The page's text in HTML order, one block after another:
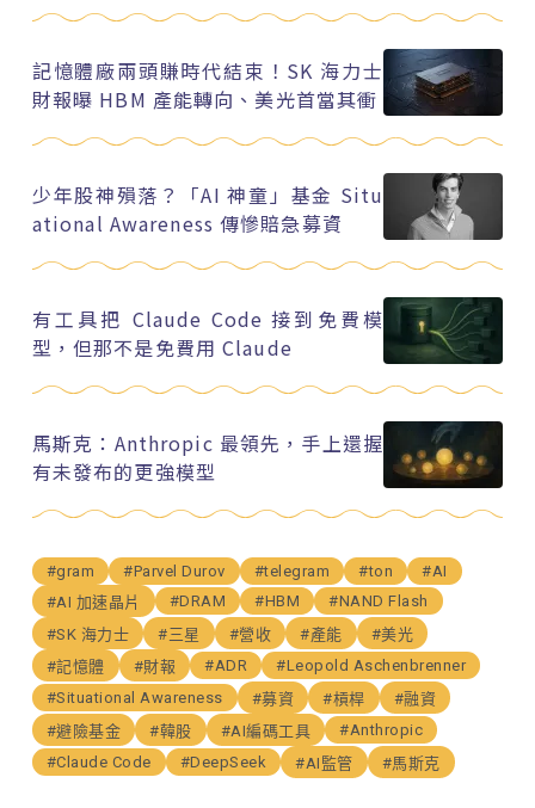
記憶體廠兩頭賺時代結束！SK 海力士
財報曝 HBM 產能轉向、美光首當其衝
少年股神殞落？「AI 神童」基金 Situ
ational Awareness 傳慘賠急募資
有工具把 Claude Code 接到免費模
型，但那不是免費用 Claude
馬斯克：Anthropic 最領先，手上還握
有未發布的更強模型
#gram #Parvel Durov #telegram #ton
#AI
#AI 加速晶片
#DRAM #HBM
#NAND Flash
#SK 海力士
#三星 #營收 #產能
#美光
#記憶體
#財報 #ADR
#Leopold Aschenbrenner
#Situational Awareness
#募資 #槓桿
#融資
#避險基金
#韓股 #AI編碼工具
#Anthropic
#Claude Code
#DeepSeek #AI監管 #馬斯克